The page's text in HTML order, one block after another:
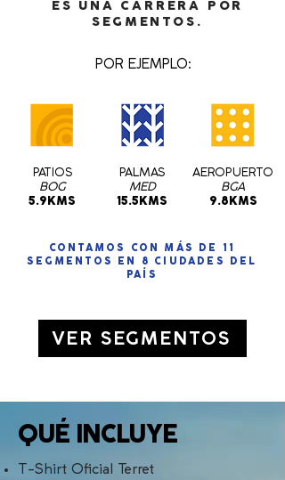
ES UNA CARRERA POR
SEGMENTOS.
POR EJEMPLO:
PATIOS
BOG
5.9KMS
PALMAS
MED
15.5KMS
AEROPUERTO
BGA
9.8KMS
CONTAMOS CON MÁS DE 11
SEGMENTOS EN 8 CIUDADES DEL
PAÍS
VER SEGMENTOS
QUÉ INCLUYE
T-Shirt Oficial Terret